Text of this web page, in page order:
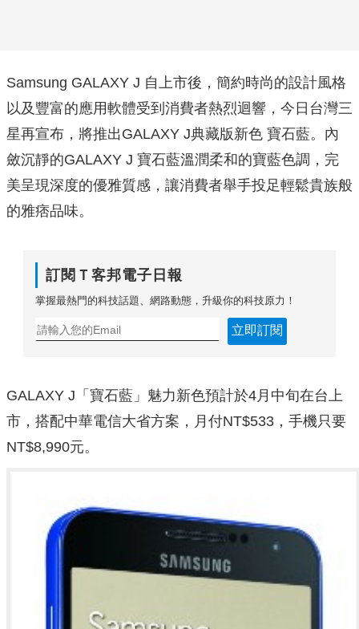
Samsung GALAXY J 自上市後，簡約時尚的設計風格
以及豐富的應用軟體受到消費者熱烈迴響，今日台灣三
星再宣布，將推出GALAXY J典藏版新色 寶石藍。內
斂沉靜的GALAXY J 寶石藍溫潤柔和的寶藍色調，完
美呈現深度的優雅質感，讓消費者舉手投足輕鬆貴族般
的雅痞品味。
訂閱Ｔ客邦電子日報
掌握最熱門的科技話題、網路動態，升級你的科技原力！
立即訂閱
GALAXY J「寶石藍」魅力新色預計於4月中旬在台上
市，搭配中華電信大省方案，月付NT$533，手機只要
NT$8,990元。